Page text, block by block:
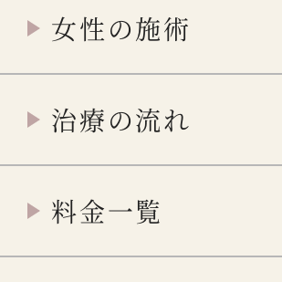
女性の施術
治療の流れ
料金一覧